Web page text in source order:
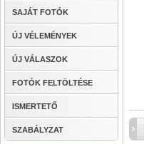
SAJÁT FOTÓK
ÚJ VÉLEMÉNYEK
ÚJ VÁLASZOK
FOTÓK FELTÖLTÉSE
ISMERTETŐ
SZABÁLYZAT